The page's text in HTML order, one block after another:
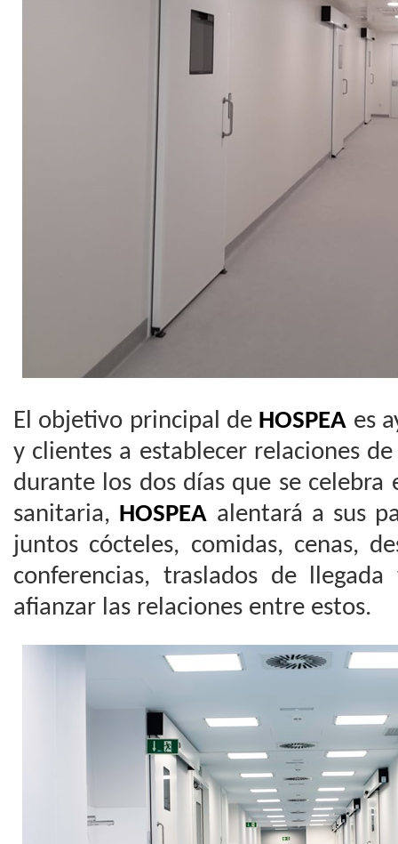
El objetivo principal de HOSPEA es
y clientes a establecer relaciones
durante los dos días que se
sanitaria, HOSPEA alentará a sus
juntos cócteles, comidas, cenas,
conferencias, traslados de
afianzar las relaciones entre estos.